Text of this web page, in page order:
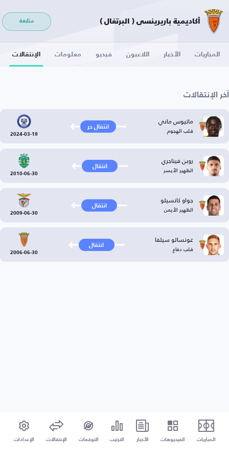
أكاديمية باريرينسي ( البرتغال ) متابعة
المباريات الأخبار اللاعبون فيديو معلومات الإنتقالات
آخر الإنتقالات
ماتيوس ماني
قلب الهجوم انتقال حر
2024-03-19
روبن فيناجري
الظهير الأيسر انتقال
2010-06-30
جواو كانسيلو
الظهير الأيمن انتقال
2009-06-30
غونسالو سيلفا
قلب دفاع انتقال
2006-06-30
المباريات الفيديوهات الأخبار الترتيب التوقعات الإنتقالات الإعدادات